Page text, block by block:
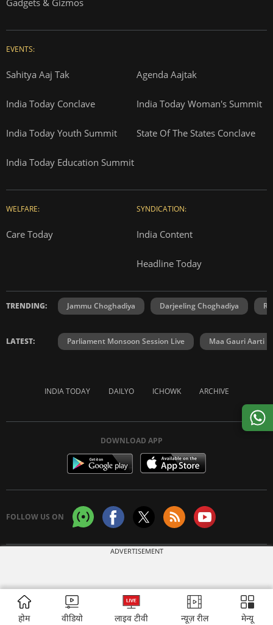
EVENTS:
Sahitya Aaj Tak Agenda Aajtak
India Today Conclave India Today Woman's Summit
India Today Youth Summit State Of The States Conclave
India Today Education Summit
WELFARE:
Care Today
SYNDICATION:
India Content
Headline Today
TRENDING: Jammu Choghadiya Darjeeling Choghadiya
LATEST: Parliament Monsoon Session Live Maa Gauri Aarti
INDIA TODAY DAILYO ICHOWK ARCHIVE
DOWNLOAD APP
FOLLOW US ON
ADVERTISEMENT
होम वीडियो लाइव टीवी न्यूज़ रील मेन्यू